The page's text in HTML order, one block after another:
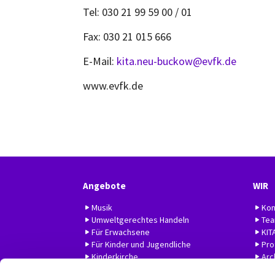
Tel: 030 21 99 59 00 / 01
Fax: 030 21 015 666
E-Mail: kita.neu-buckow@evfk.de
www.evfk.de
Angebote
Musik
Umweltgerechtes Handeln
Für Erwachsene
Für Kinder und Jugendliche
Kinderkirche
WIR